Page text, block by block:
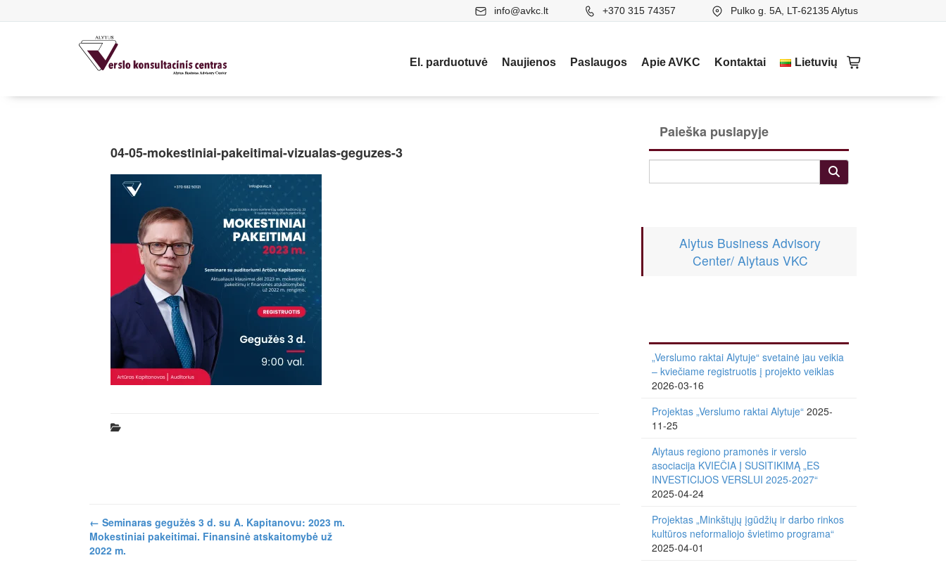
info@avkc.lt +370 315 74357 Pulko g. 5A, LT-62135 Alytus
El. parduotuvė Naujienos Paslaugos Apie AVKC Kontaktai Lietuvių
04-05-mokestiniai-pakeitimai-vizualas-geguzes-3
← Seminaras gegužės 3 d. su A. Kapitanovu: 2023 m.
Mokestiniai pakeitimai. Finansinė atskaitomybė už
2022 m.
Paieška puslapyje
Alytus Business Advisory
Center/ Alytaus VKC
„Verslumo raktai Alytuje“ svetainė jau veikia
– kviečiame registruotis į projekto veiklas
2026-03-16
Projektas „Verslumo raktai Alytuje“ 2025-
11-25
Alytaus regiono pramonės ir verslo
asociacija KVIEČIA Į SUSITIKIMĄ „ES
INVESTICIJOS VERSLUI 2025-2027“
2025-04-24
Projektas „Minkštųjų įgūdžių ir darbo rinkos
kultūros neformaliojo švietimo programa“
2025-04-01